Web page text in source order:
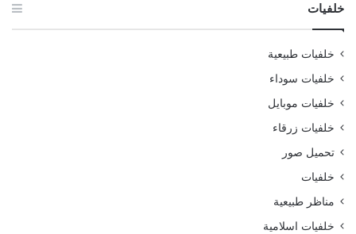
خلفيات
خلفيات طبيعية
خلفيات سوداء
خلفيات موبايل
خلفيات زرقاء
تحميل صور
خلفيات
مناظر طبيعية
خلفيات اسلامية